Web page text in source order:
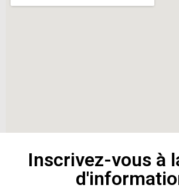
Inscrivez-vous à